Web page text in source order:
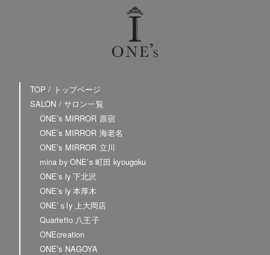
TOP / トップページ
SALON / サロン一覧
ONE’s MIRROR 原宿
ONE’s MIRROR 海老名
ONE’s MIRROR 立川
mina by ONE’s 町田 kyougoku
ONE’s ly 下北沢
ONE’s ly 本厚木
ONE’ｓly 上大岡店
Quartetto 八王子
ONEcreation
ONE’s NAGOYA